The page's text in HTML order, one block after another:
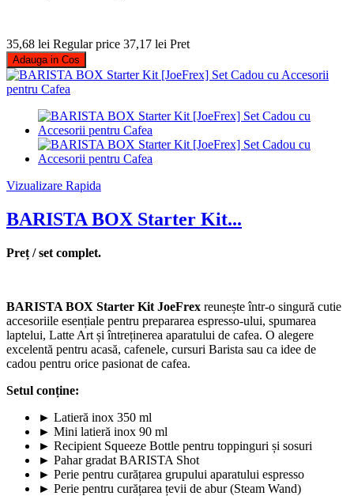
35,68 lei Regular price 37,17 lei Pret
Adauga in Cos
Vizualizare Rapida
BARISTA BOX Starter Kit...
Preț / set complet.
BARISTA BOX Starter Kit JoeFrex reunește într-o singură cutie
accesoriile esențiale pentru prepararea espresso-ului, spumarea
laptelui, Latte Art și întreținerea aparatului de cafea. O alegere
excelentă pentru acasă, cafenele, cursuri Barista sau ca idee de
cadou pentru orice pasionat de cafea.
Setul conține:
► Latieră inox 350 ml
► Mini latieră inox 90 ml
► Recipient Squeeze Bottle pentru toppinguri și sosuri
► Pahar gradat BARISTA Shot
► Perie pentru curățarea grupului aparatului espresso
► Perie pentru curățarea țevii de abur (Steam Wand)